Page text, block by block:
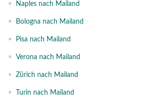
• Naples nach Mailand
• Bologna nach Mailand
• Pisa nach Mailand
• Verona nach Mailand
• Zürich nach Mailand
• Turin nach Mailand